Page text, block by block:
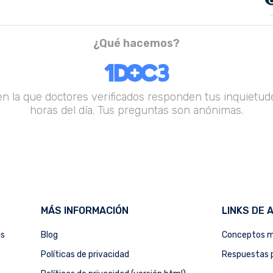
¿Qué hacemos?
la que doctores verificados responden tus
horas del día. Tus preguntas son anónimas.
MÁS INFORMACIÓN
Blog
Políticas de privacidad
LINKS DE
Conceptos
Respuestas